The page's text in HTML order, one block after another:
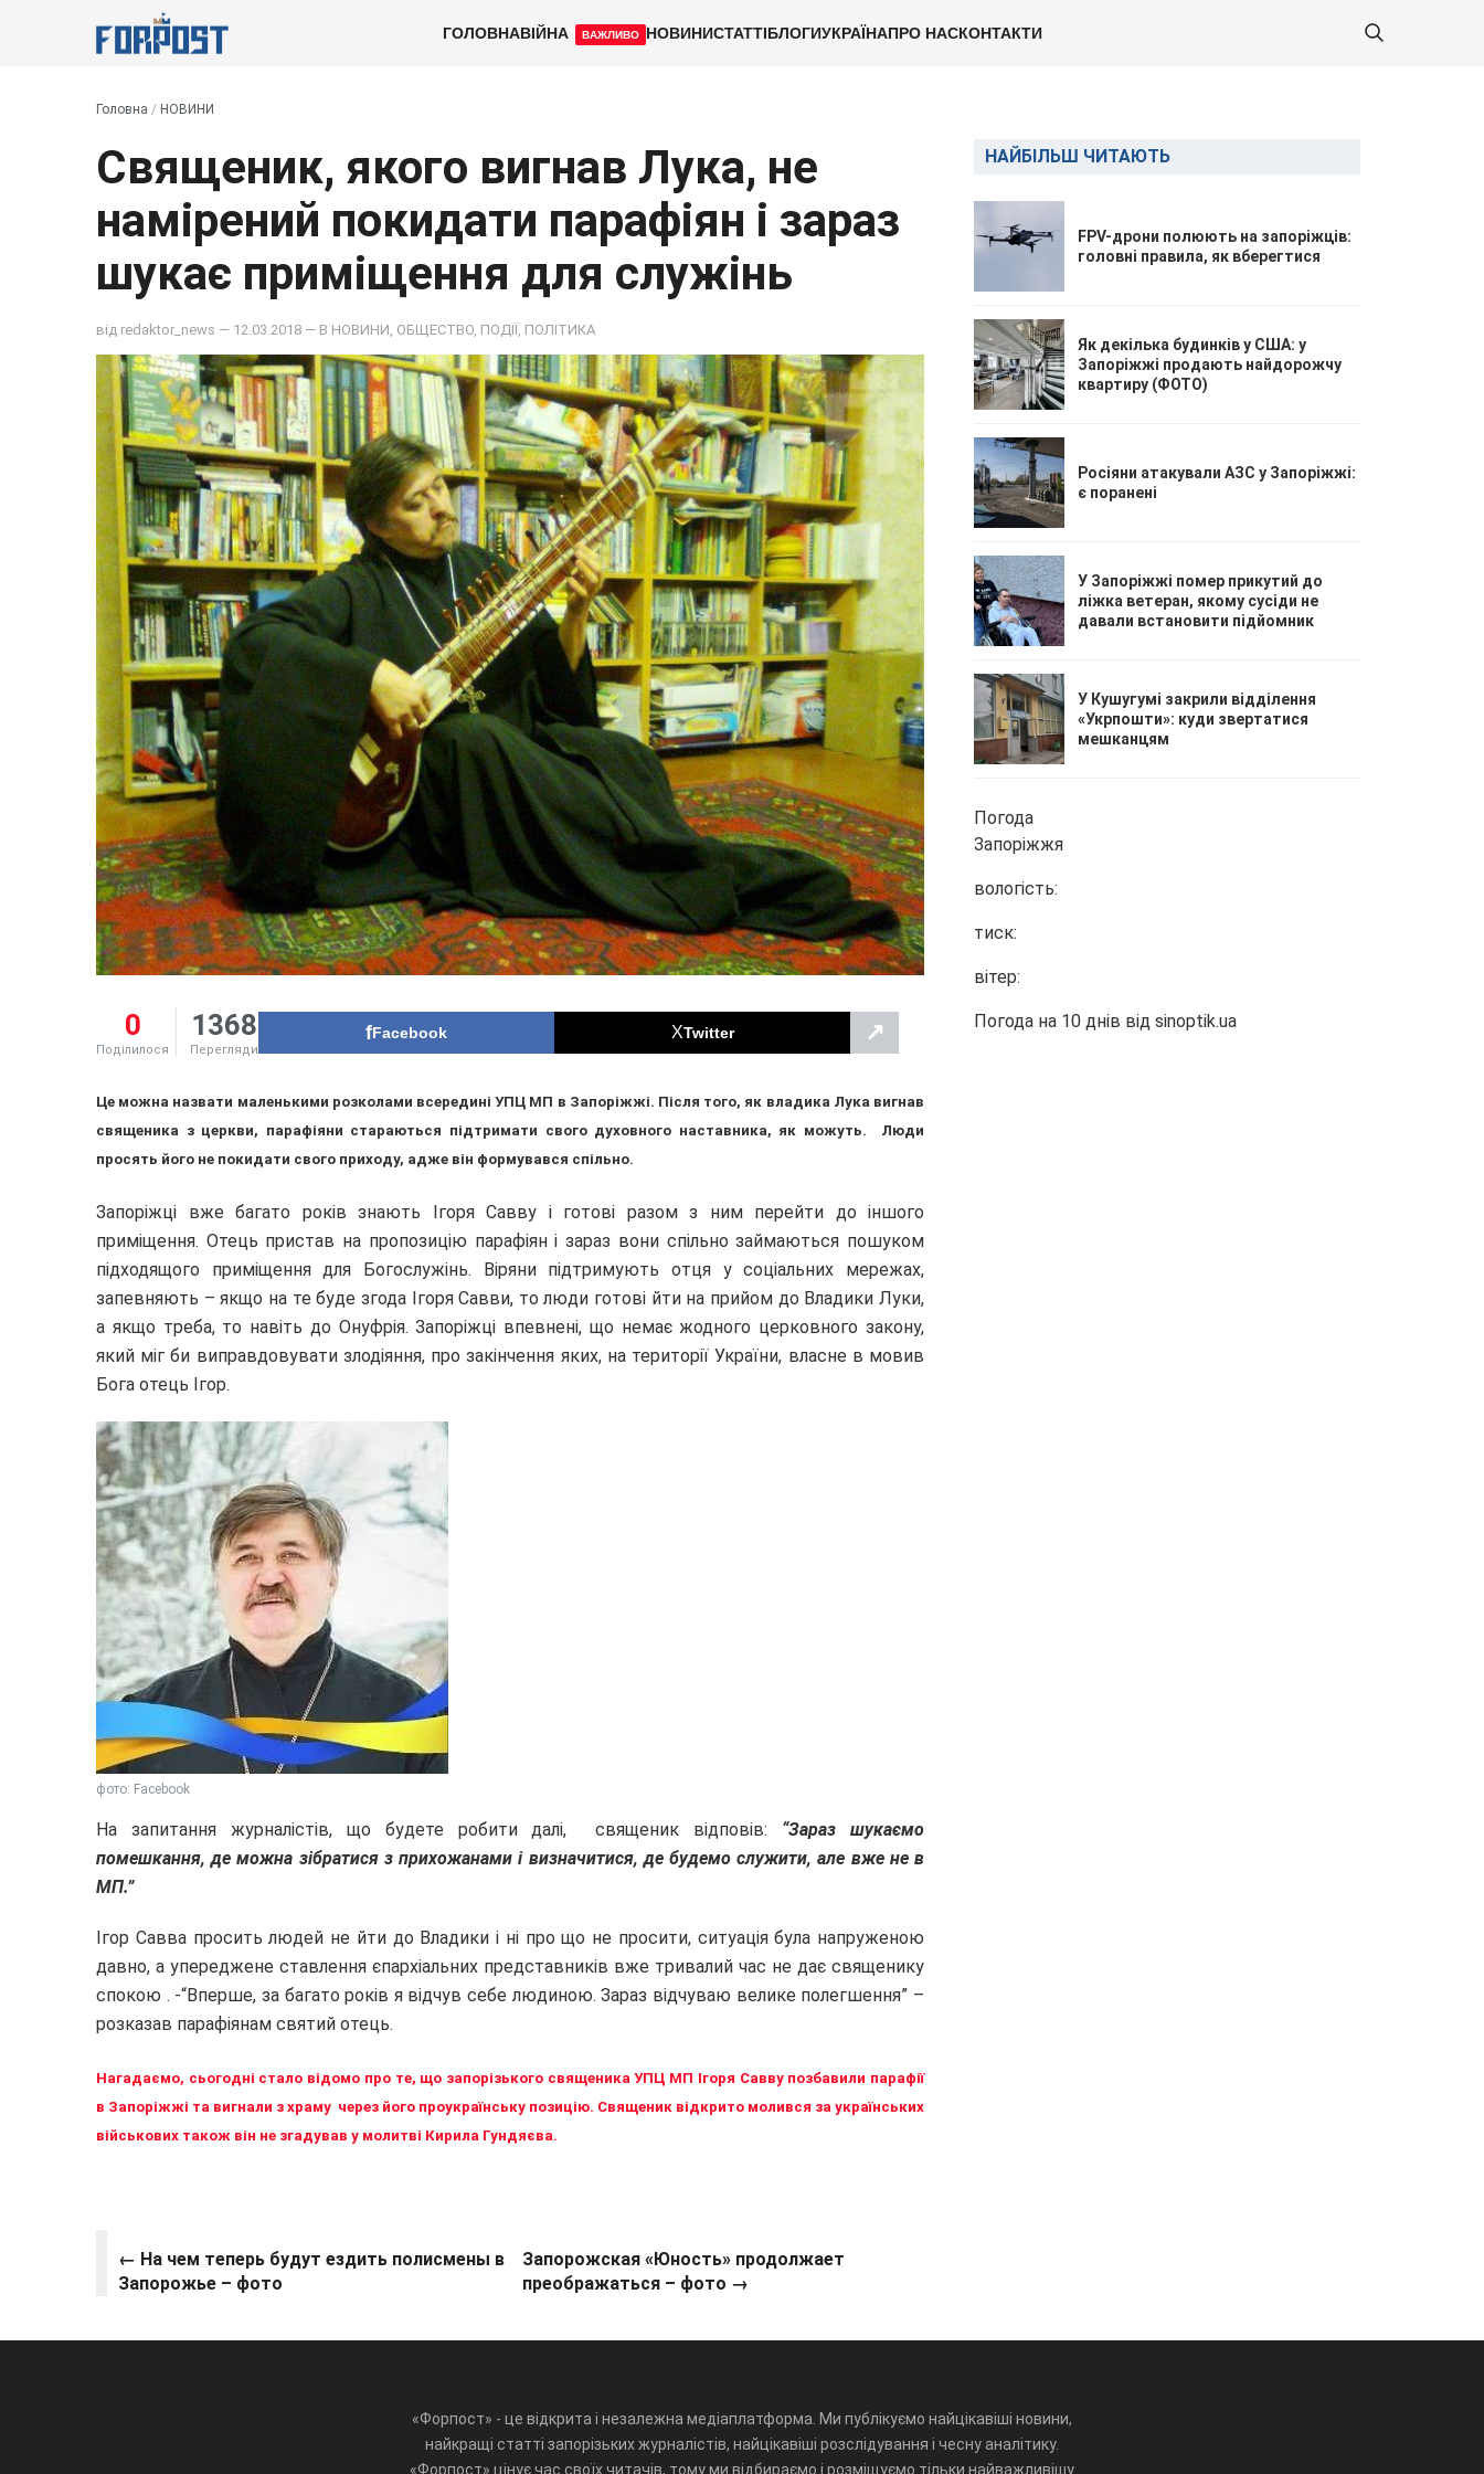
ГОЛОВНАВІЙНА ВАЖЛИВО НОВИНИСТАТТІБЛОГИУКРАЇНАПРО НАСКОНТАКТИ
Головна / НОВИНИ
Священик, якого вигнав Лука, не
намірений покидати парафіян і зараз
шукає приміщення для служінь
від redaktor_news — 12.03.2018 — В НОВИНИ ОБЩЕСТВО ПОДІЇ ПОЛІТИКА
0
Поділилося
1368
Перегляди
Facebook Twitter ↗
Це можна назвати маленькими розколами всередині УПЦ МП в Запоріжжі. Після того, як владика Лука вигнав
священика з церкви, парафіяни стараються підтримати свого духовного наставника, як можуть. Люди
просять його не покидати свого приходу, адже він формувався спільно.
Запоріжці вже багато років знають Ігоря Савву і готові разом з ним перейти до іншого
приміщення. Отець пристав на пропозицію парафіян і зараз вони спільно займаються пошуком
підходящого приміщення для Богослужінь. Віряни підтримують отця у соціальних мережах,
запевняють – якщо на те буде згода Ігоря Савви, то люди готові йти на прийом до Владики Луки,
а якщо треба, то навіть до Онуфрія. Запоріжці впевнені, що немає жодного церковного закону,
який міг би виправдовувати злодіяння, про закінчення яких, на території України, власне в мовив
Бога отець Ігор.
фото: Facebook
На запитання журналістів, що будете робити далі, священик відповів: “Зараз шукаємо
помешкання, де можна зібратися з прихожанами і визначитися, де будемо служити, але вже не в
МП.”
Ігор Савва просить людей не йти до Владики і ні про що не просити, ситуація була напруженою
давно, а упереджене ставлення єпархіальних представників вже тривалий час не дає священику
спокою . -“Вперше, за багато років я відчув себе людиною. Зараз відчуваю велике полегшення” –
розказав парафіянам святий отець.
Нагадаємо, сьогодні стало відомо про те, що запорізького священика УПЦ МП Ігоря Савву позбавили парафії
в Запоріжжі та вигнали з храму через його проукраїнську позицію. Священик відкрито молився за українських
військових також він не згадував у молитві Кирила Гундяєва.
← На чем теперь будут ездить полисмены в
Запорожье – фото
Запорожская «Юность» продолжает
преображаться – фото →
НАЙБІЛЬШ ЧИТАЮТЬ
FPV-дрони полюють на запоріжців:
головні правила, як вберегтися
Як декілька будинків у США: у
Запоріжжі продають найдорожчу
квартиру (ФОТО)
Росіяни атакували АЗС у Запоріжжі:
є поранені
У Запоріжжі помер прикутий до
ліжка ветеран, якому сусіди не
давали встановити підйомник
У Кушугумі закрили відділення
«Укрпошти»: куди звертатися
мешканцям
Погода
Запоріжжя
вологість:
тиск:
вітер:
Погода на 10 днів від sinoptik.ua
«Форпост» - це відкрита і незалежна медіаплатформа. Ми публікуємо найцікавіші новини,
найкращі статті запорізьких журналістів, найцікавіші розслідування і чесну аналітику.
«Форпост» цінує час своїх читачів, тому ми відбираємо і розміщуємо тільки найважливішу